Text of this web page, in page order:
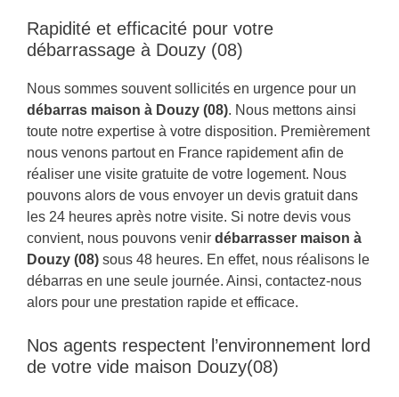
Rapidité et efficacité pour votre
débarrassage à Douzy (08)
Nous sommes souvent sollicités en urgence pour un
débarras maison à Douzy (08). Nous mettons ainsi
toute notre expertise à votre disposition. Premièrement
nous venons partout en France rapidement afin de
réaliser une visite gratuite de votre logement. Nous
pouvons alors de vous envoyer un devis gratuit dans
les 24 heures après notre visite. Si notre devis vous
convient, nous pouvons venir débarrasser maison à
Douzy (08) sous 48 heures. En effet, nous réalisons le
débarras en une seule journée. Ainsi, contactez-nous
alors pour une prestation rapide et efficace.
Nos agents respectent l’environnement lord
de votre vide maison Douzy(08)